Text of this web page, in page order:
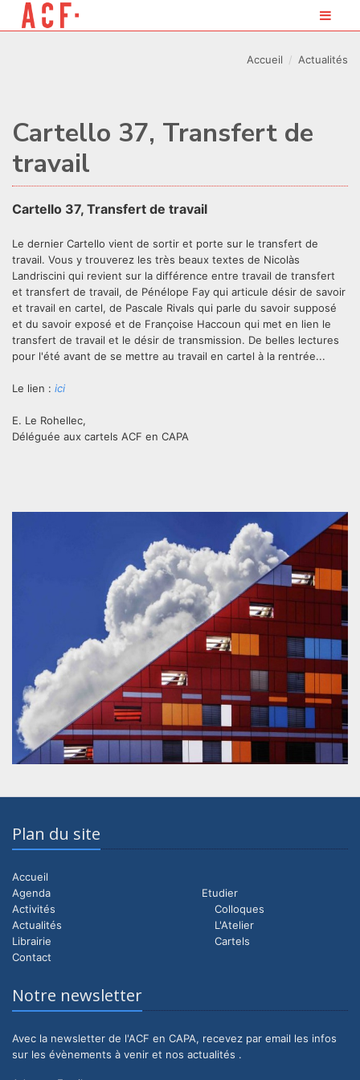
Accueil Actualités
Cartello 37, Transfert de
travail
Cartello 37, Transfert de travail
Le dernier Cartello vient de sortir et porte sur le transfert de
travail. Vous y trouverez les très beaux textes de Nicolàs
Landriscini qui revient sur la différence entre travail de transfert
et transfert de travail, de Pénélope Fay qui articule désir de savoir
et travail en cartel, de Pascale Rivals qui parle du savoir supposé
et du savoir exposé et de Françoise Haccoun qui met en lien le
transfert de travail et le désir de transmission. De belles lectures
pour l'été avant de se mettre au travail en cartel à la rentrée...
Le lien : ici
E. Le Rohellec,
Déléguée aux cartels ACF en CAPA
Plan du site
Accueil
Etudier
Colloques
L'Atelier
Cartels
Agenda
Activités
Actualités
Librairie
Contact
Notre newsletter
Avec la newsletter de l'ACF en CAPA, recevez par email les infos
sur les évènements à venir et nos actualités .